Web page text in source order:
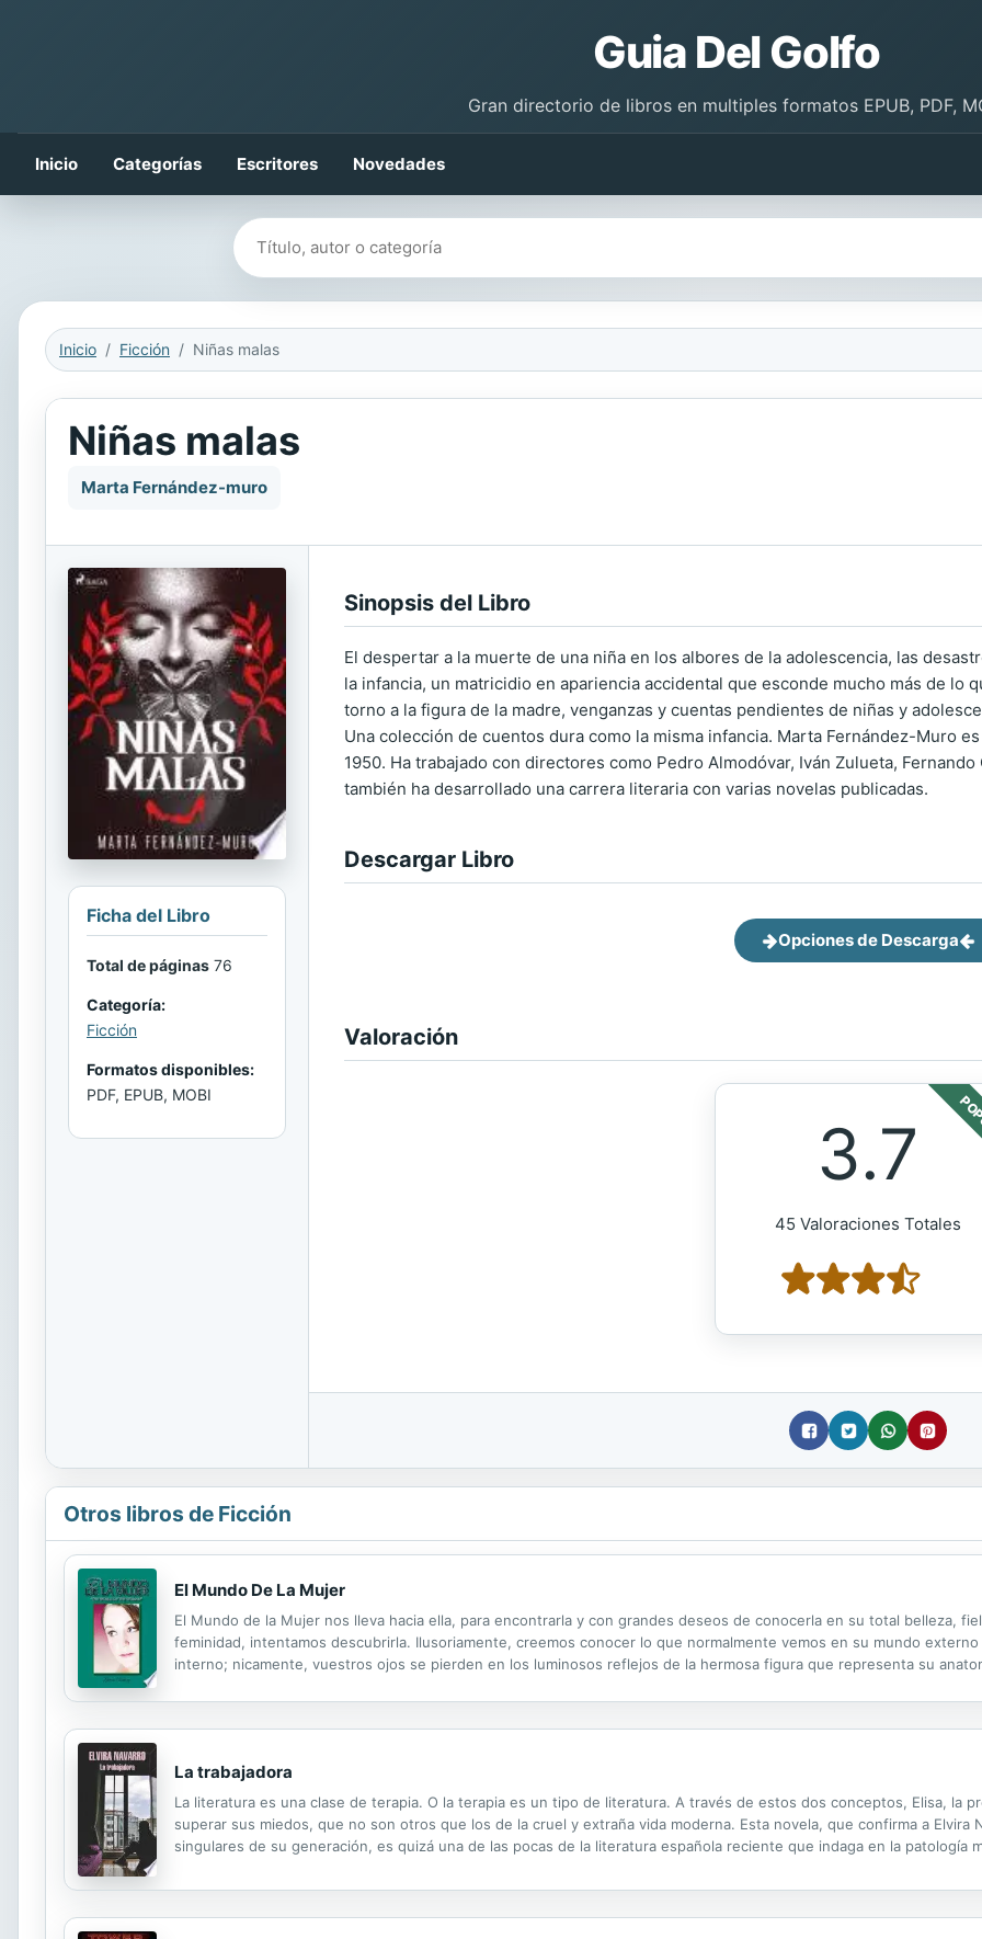
Guia Del Golfo
Gran directorio de libros en multiples formatos EPUB, PDF,
Inicio Categorías Escritores Novedades
Buscar libros
Inicio Ficción Niñas malas
Niñas malas
Marta Fernández-muro
Ficha del Libro
Total de páginas 76
Categoría:
Ficción
Formatos disponibles:
PDF, EPUB, MOBI
Sinopsis del Libro
El despertar a la muerte de una niña en los albores de la adolescencia, las
la infancia, un matricidio en apariencia accidental que esconde mucho más de lo
torno a la figura de la madre, venganzas y cuentas pendientes de niñas y
Una colección de cuentos dura como la misma infancia. Marta Fernández-Muro
1950. Ha trabajado con directores como Pedro Almodóvar, Iván Zulueta,
también ha desarrollado una carrera literaria con varias novelas publicadas.
Descargar Libro
Opciones de Descarga
Valoración
3.7
45 Valoraciones Totales
Otros libros de Ficción
El Mundo De La Mujer
El Mundo de la Mujer nos lleva hacia ella, para encontrarla y con grandes deseos de conocerla en su total belleza,
feminidad, intentamos descubrirla. Ilusoriamente, creemos conocer lo que normalmente vemos en su mundo
interno; nicamente, vuestros ojos se pierden en los luminosos reflejos de la hermosa figura que representa su
La trabajadora
La literatura es una clase de terapia. O la terapia es un tipo de literatura. A través de estos dos conceptos, Elisa, la
superar sus miedos, que no son otros que los de la cruel y extraña vida moderna. Esta novela, que confirma a Elvira
singulares de su generación, es quizá una de las pocas de la literatura española reciente que indaga en la patología